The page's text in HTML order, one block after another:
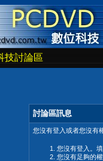
技討論區
討論區訊息
您沒有登入或者您沒有
您沒有登入。
您沒有足夠的